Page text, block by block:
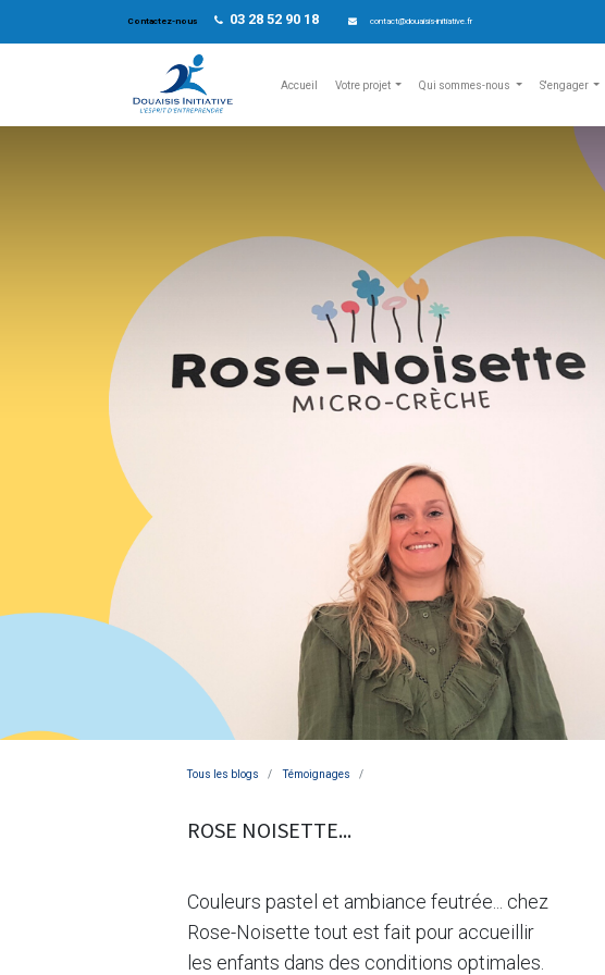
Contactez-nous 03 28 52 90 18 contact@douaisis-initiative.fr
Accueil Votre projet Qui sommes-nous S'engager
Tous les blogs Témoignages
ROSE NOISETTE...
Couleurs pastel et ambiance feutrée... chez
Rose-Noisette tout est fait pour accueillir
les enfants dans des conditions optimales.